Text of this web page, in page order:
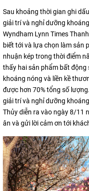
Sau khoảng thời gian ghi
giải trí và nghỉ dưỡng
Wyndham Lynn Times
biết tới và lựa chọn làm sản
nhuận kép trong thời điểm
thấy hai sản phẩm bất động
khoáng nóng và liền kề
được hơn 70% tổng số
giải trí và nghỉ dưỡng
Thủy diễn ra vào ngày 8/11
ân và gửi lời cảm ơn tới